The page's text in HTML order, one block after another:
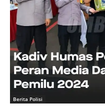
Berita Polisi